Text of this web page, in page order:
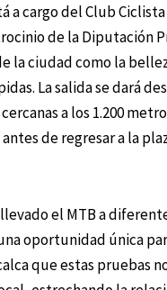
a cargo del Club
de la Diputación
la ciudad como la
La salida se dará
a los 1.200
de regresar a la
el MTB a
oportunidad única
que estas pruebas